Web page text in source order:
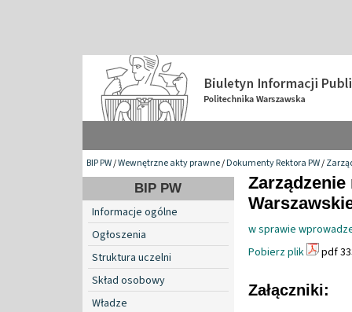
BIP PW/Wewnętrzne akty prawne/Dokumenty Rektora PW/
BIP PW
Informacje ogólne
Ogłoszenia
Struktura uczelni
Skład osobowy
Władze
w sprawie
Pobierz plik
pdf
Załączniki: